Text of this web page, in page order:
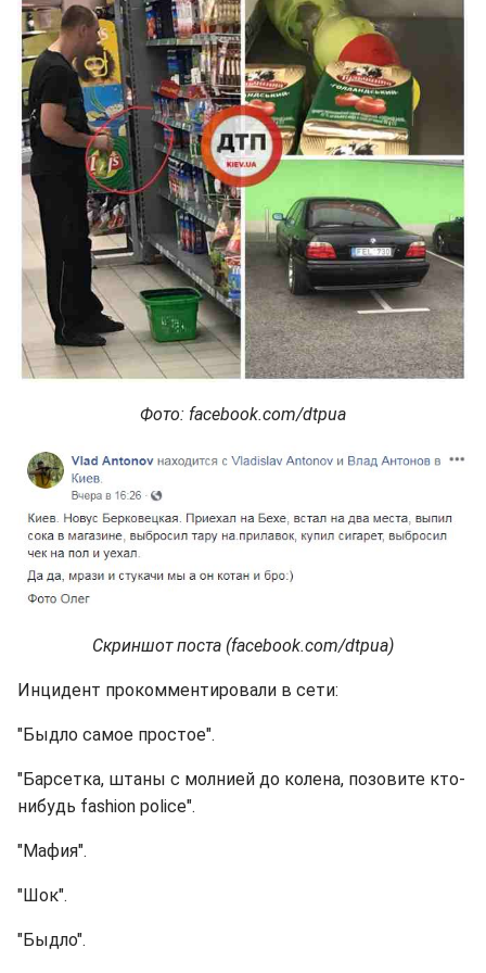
Фото: facebook.com/dtpua
Скриншот поста (facebook.com/dtpua)
Инцидент прокомментировали в сети:
"Быдло самое простое".
"Барсетка, штаны с молнией до колена, позовите кто-
нибудь fashion police".
"Мафия".
"Шок".
"Быдло".